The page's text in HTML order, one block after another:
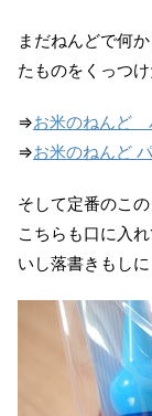
まだねんどで何
たものをくっつ
⇒お米のねんど
⇒お米のねんど
そして定番のこの
こちらも口に入
いし落書きもしに